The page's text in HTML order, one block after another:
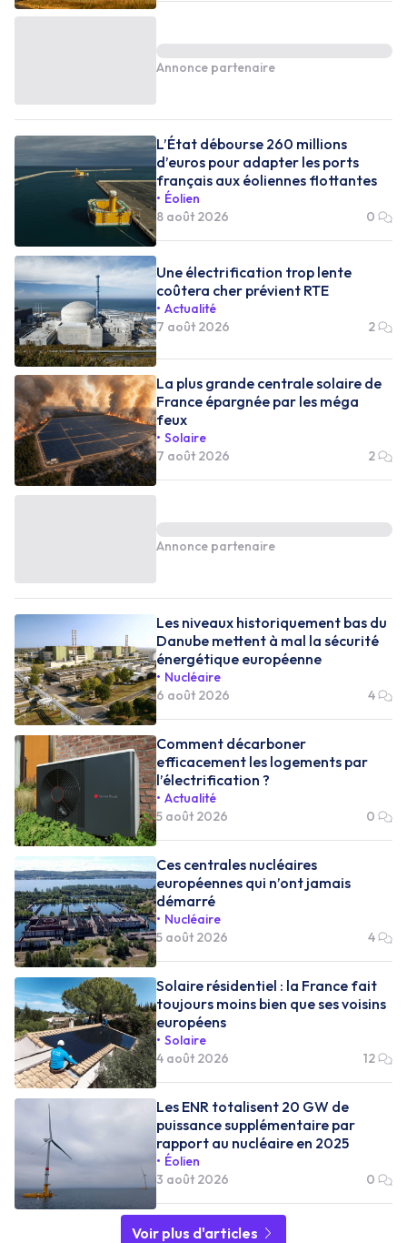
Annonce partenaire
L’État débourse 260 millions
d’euros pour adapter les ports
français aux éoliennes flottantes
Éolien
8 août 2026
0
Une électrification trop lente
coûtera cher prévient RTE
Actualité
7 août 2026
2
La plus grande centrale solaire de
France épargnée par les méga
feux
Solaire
7 août 2026
2
Annonce partenaire
Les niveaux historiquement bas du
Danube mettent à mal la sécurité
énergétique européenne
Nucléaire
6 août 2026
4
Comment décarboner
efficacement les logements par
l’électrification ?
Actualité
5 août 2026
0
Ces centrales nucléaires
européennes qui n’ont jamais
démarré
Nucléaire
5 août 2026
4
Solaire résidentiel : la France fait
toujours moins bien que ses voisins
européens
Solaire
4 août 2026
12
Les ENR totalisent 20 GW de
puissance supplémentaire par
rapport au nucléaire en 2025
Éolien
3 août 2026
0
Voir plus d'articles